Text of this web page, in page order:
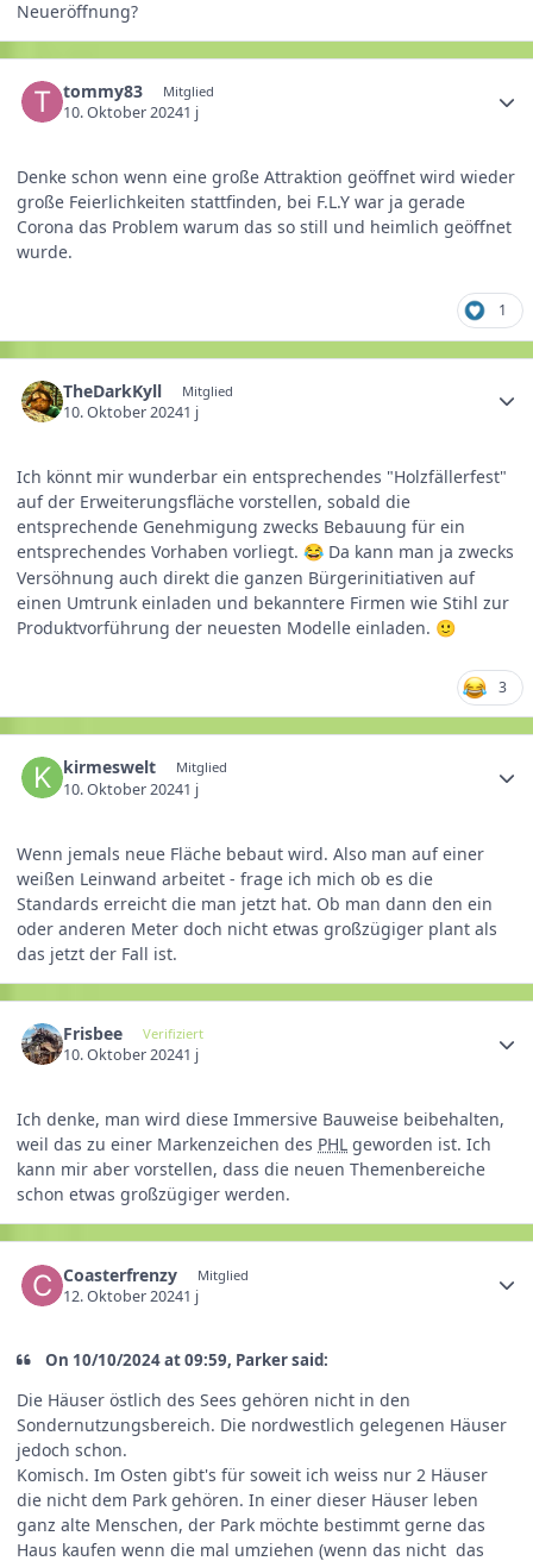
Neueröffnung?
tommy83 Mitglied
10. Oktober 20241 j
Denke schon wenn eine große Attraktion geöffnet wird wieder
große Feierlichkeiten stattfinden, bei F.L.Y war ja gerade
Corona das Problem warum das so still und heimlich geöffnet
wurde.
1
TheDarkKyll Mitglied
10. Oktober 20241 j
Ich könnt mir wunderbar ein entsprechendes "Holzfällerfest"
auf der Erweiterungsfläche vorstellen, sobald die
entsprechende Genehmigung zwecks Bebauung für ein
entsprechendes Vorhaben vorliegt. 😂 Da kann man ja zwecks
Versöhnung auch direkt die ganzen Bürgerinitiativen auf
einen Umtrunk einladen und bekanntere Firmen wie Stihl zur
Produktvorführung der neuesten Modelle einladen. 🙂
3
kirmeswelt Mitglied
10. Oktober 20241 j
Wenn jemals neue Fläche bebaut wird. Also man auf einer
weißen Leinwand arbeitet - frage ich mich ob es die
Standards erreicht die man jetzt hat. Ob man dann den ein
oder anderen Meter doch nicht etwas großzügiger plant als
das jetzt der Fall ist.
Frisbee Verifiziert
10. Oktober 20241 j
Ich denke, man wird diese Immersive Bauweise beibehalten,
weil das zu einer Markenzeichen des PHL geworden ist. Ich
kann mir aber vorstellen, dass die neuen Themenbereiche
schon etwas großzügiger werden.
Coasterfrenzy Mitglied
12. Oktober 20241 j
On 10/10/2024 at 09:59, Parker said:
Die Häuser östlich des Sees gehören nicht in den
Sondernutzungsbereich. Die nordwestlich gelegenen Häuser
jedoch schon.
Komisch. Im Osten gibt's für soweit ich weiss nur 2 Häuser
die nicht dem Park gehören. In einer dieser Häuser leben
ganz alte Menschen, der Park möchte bestimmt gerne das
Haus kaufen wenn die mal umziehen (wenn das nicht das